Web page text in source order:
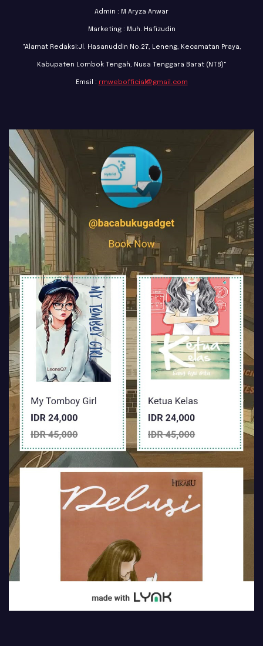
Admin : M Aryza Anwar
Marketing : Muh. Hafizudin
"Alamat Redaksi:Jl. Hasanuddin No.27, Leneng, Kecamatan Praya,
Kabupaten Lombok Tengah, Nusa Tenggara Barat (NTB)"
Email : rmwebofficial@gmail.com